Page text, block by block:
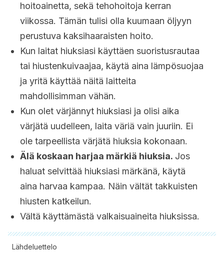
hoitoainetta, sekä tehohoitoja kerran
viikossa. Tämän tulisi olla kuumaan öljyyn
perustuva kaksihaaraisten hoito.
Kun laitat hiuksiasi käyttäen suoristusrautaa
tai hiustenkuivaajaa, käytä aina lämpösuojaa
ja yritä käyttää näitä laitteita
mahdollisimman vähän.
Kun olet värjännyt hiuksiasi ja olisi aika
värjätä uudelleen, laita väriä vain juuriin. Ei
ole tarpeellista värjätä hiuksia kokonaan.
Älä koskaan harjaa märkiä hiuksia. Jos
haluat selvittää hiuksiasi märkänä, käytä
aina harvaa kampaa. Näin vältät takkuisten
hiusten katkeilun.
Vältä käyttämästä valkaisuaineita hiuksissa.
Lähdeluettelo